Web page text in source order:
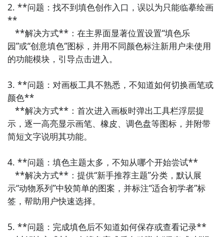
强调“慢书写”理念，鼓励用户放慢节奏，专注每一笔的
起落。《一笔一划》提供静心书写模式，配有舒缓背景
音乐，兼具减压与练字双重效果。
6. 《笔画查字典》
进行检索。《笔画查字典》解决了“知形不知音”的难
题，是中老年人和汉字初学者的实用工具。
7. 《练字打卡》
不仅提供标准字帖和笔顺指导，还设有每日练字任务与
惯，记录进步轨迹，提升自我管理能力。
8. 《汉字拼图》
将汉字拆解为笔画或部件，让用户通过拖拽拼合完成书
解，适合亲子互动和儿童启蒙教育。
2. **问题：找不到填色创作入口，误以为只能临摹绘画
**
园”或“创意填色”图标，并用不同颜色标注新用户未使用
的功能模块，引导点击进入。
3. **问题：对画板工具不熟悉，不知道如何切换画笔或
颜色**
示，逐一高亮显示画笔、橡皮、调色盘等图标，并附带
简短文字说明其功能。
4. **问题：填色主题太多，不知从哪个开始尝试**
示“动物系列”中较简单的图案，并标注“适合初学者”标
签，帮助用户快速选择。
5. **问题：完成填色后不知道如何保存或查看记录**